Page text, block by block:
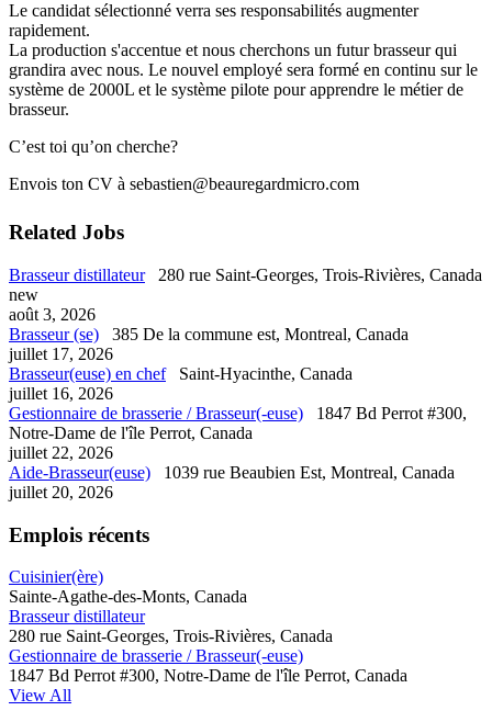
Le candidat sélectionné verra ses responsabilités augmenter
rapidement.
La production s'accentue et nous cherchons un futur brasseur qui
grandira avec nous. Le nouvel employé sera formé en continu sur le
système de 2000L et le système pilote pour apprendre le métier de
brasseur.
C’est toi qu’on cherche?
Envois ton CV à sebastien@beauregardmicro.com
Related Jobs
Brasseur distillateur
280 rue Saint-Georges, Trois-Rivières, Canada
new
août 3, 2026
Brasseur (se)
385 De la commune est, Montreal, Canada
juillet 17, 2026
Brasseur(euse) en chef
Saint-Hyacinthe, Canada
juillet 16, 2026
Gestionnaire de brasserie / Brasseur(-euse)
1847 Bd Perrot #300,
Notre-Dame de l'île Perrot, Canada
juillet 22, 2026
Aide-Brasseur(euse)
1039 rue Beaubien Est, Montreal, Canada
juillet 20, 2026
Emplois récents
Cuisinier(ère)
Sainte-Agathe-des-Monts, Canada
Brasseur distillateur
280 rue Saint-Georges, Trois-Rivières, Canada
Gestionnaire de brasserie / Brasseur(-euse)
1847 Bd Perrot #300, Notre-Dame de l'île Perrot, Canada
View All